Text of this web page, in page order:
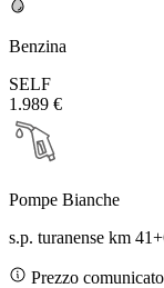
Benzina
SELF
1.989 €
Pompe Bianche
s.p. turanense km
Prezzo